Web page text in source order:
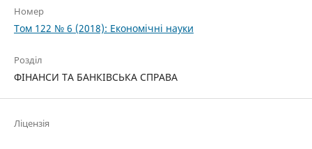
Номер
Том 122 № 6 (2018): Економічні науки
Розділ
ФІНАНСИ ТА БАНКІВСЬКА СПРАВА
Ліцензія